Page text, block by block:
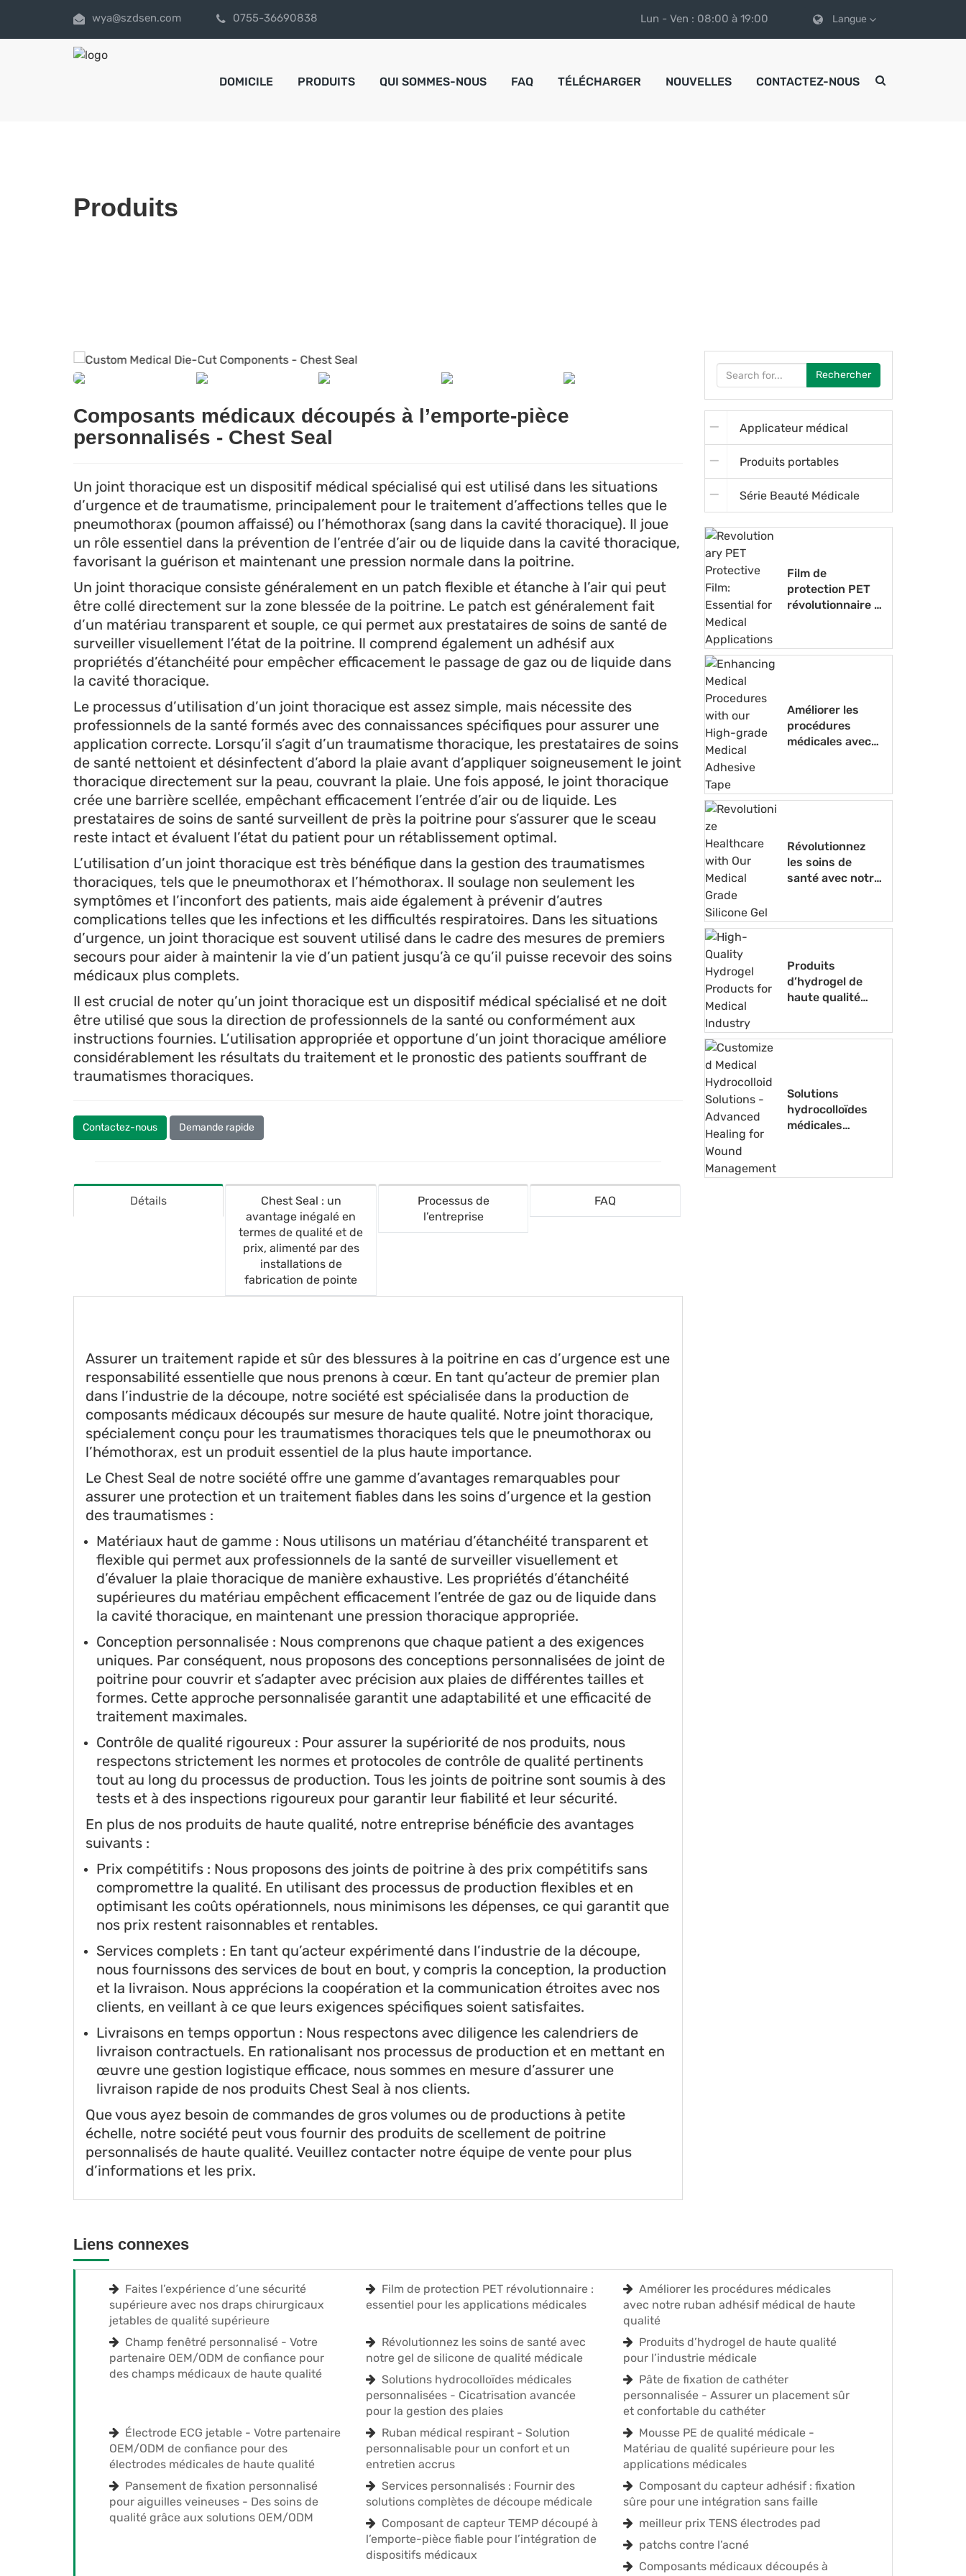
wya@szdsen.com 0755-36690838 Lun - Ven : 08:00 à 19:00 Langue
DOMICILE PRODUITS QUI SOMMES-NOUS FAQ TÉLÉCHARGER NOUVELLES CONTACTEZ-NOUS
Produits
Composants médicaux découpés à l’emporte-pièce
personnalisés - Chest Seal
Un joint thoracique est un dispositif médical spécialisé qui est utilisé dans les situations
d’urgence et de traumatisme, principalement pour le traitement d’affections telles que le
pneumothorax (poumon affaissé) ou l’hémothorax (sang dans la cavité thoracique). Il joue
un rôle essentiel dans la prévention de l’entrée d’air ou de liquide dans la cavité thoracique,
favorisant la guérison et maintenant une pression normale dans la poitrine.
Un joint thoracique consiste généralement en un patch flexible et étanche à l’air qui peut
être collé directement sur la zone blessée de la poitrine. Le patch est généralement fait
d’un matériau transparent et souple, ce qui permet aux prestataires de soins de santé de
surveiller visuellement l’état de la poitrine. Il comprend également un adhésif aux
propriétés d’étanchéité pour empêcher efficacement le passage de gaz ou de liquide dans
la cavité thoracique.
Le processus d’utilisation d’un joint thoracique est assez simple, mais nécessite des
professionnels de la santé formés avec des connaissances spécifiques pour assurer une
application correcte. Lorsqu’il s’agit d’un traumatisme thoracique, les prestataires de soins
de santé nettoient et désinfectent d’abord la plaie avant d’appliquer soigneusement le joint
thoracique directement sur la peau, couvrant la plaie. Une fois apposé, le joint thoracique
crée une barrière scellée, empêchant efficacement l’entrée d’air ou de liquide. Les
prestataires de soins de santé surveillent de près la poitrine pour s’assurer que le sceau
reste intact et évaluent l’état du patient pour un rétablissement optimal.
L’utilisation d’un joint thoracique est très bénéfique dans la gestion des traumatismes
thoraciques, tels que le pneumothorax et l’hémothorax. Il soulage non seulement les
symptômes et l’inconfort des patients, mais aide également à prévenir d’autres
complications telles que les infections et les difficultés respiratoires. Dans les situations
d’urgence, un joint thoracique est souvent utilisé dans le cadre des mesures de premiers
secours pour aider à maintenir la vie d’un patient jusqu’à ce qu’il puisse recevoir des soins
médicaux plus complets.
Il est crucial de noter qu’un joint thoracique est un dispositif médical spécialisé et ne doit
être utilisé que sous la direction de professionnels de la santé ou conformément aux
instructions fournies. L’utilisation appropriée et opportune d’un joint thoracique améliore
considérablement les résultats du traitement et le pronostic des patients souffrant de
traumatismes thoraciques.
Contactez-nous Demande rapide
Détails
Chest Seal : un
avantage inégalé en
termes de qualité et de
prix, alimenté par des
installations de
fabrication de pointe
Processus de
l’entreprise
FAQ
Assurer un traitement rapide et sûr des blessures à la poitrine en cas d’urgence est une
responsabilité essentielle que nous prenons à cœur. En tant qu’acteur de premier plan
dans l’industrie de la découpe, notre société est spécialisée dans la production de
composants médicaux découpés sur mesure de haute qualité. Notre joint thoracique,
spécialement conçu pour les traumatismes thoraciques tels que le pneumothorax ou
l’hémothorax, est un produit essentiel de la plus haute importance.
Le Chest Seal de notre société offre une gamme d’avantages remarquables pour
assurer une protection et un traitement fiables dans les soins d’urgence et la gestion
des traumatismes :
Matériaux haut de gamme : Nous utilisons un matériau d’étanchéité transparent et
flexible qui permet aux professionnels de la santé de surveiller visuellement et
d’évaluer la plaie thoracique de manière exhaustive. Les propriétés d’étanchéité
supérieures du matériau empêchent efficacement l’entrée de gaz ou de liquide dans
la cavité thoracique, en maintenant une pression thoracique appropriée.
Conception personnalisée : Nous comprenons que chaque patient a des exigences
uniques. Par conséquent, nous proposons des conceptions personnalisées de joint de
poitrine pour couvrir et s’adapter avec précision aux plaies de différentes tailles et
formes. Cette approche personnalisée garantit une adaptabilité et une efficacité de
traitement maximales.
Contrôle de qualité rigoureux : Pour assurer la supériorité de nos produits, nous
respectons strictement les normes et protocoles de contrôle de qualité pertinents
tout au long du processus de production. Tous les joints de poitrine sont soumis à des
tests et à des inspections rigoureux pour garantir leur fiabilité et leur sécurité.
En plus de nos produits de haute qualité, notre entreprise bénéficie des avantages
suivants :
Prix compétitifs : Nous proposons des joints de poitrine à des prix compétitifs sans
compromettre la qualité. En utilisant des processus de production flexibles et en
optimisant les coûts opérationnels, nous minimisons les dépenses, ce qui garantit que
nos prix restent raisonnables et rentables.
Services complets : En tant qu’acteur expérimenté dans l’industrie de la découpe,
nous fournissons des services de bout en bout, y compris la conception, la production
et la livraison. Nous apprécions la coopération et la communication étroites avec nos
clients, en veillant à ce que leurs exigences spécifiques soient satisfaites.
Livraisons en temps opportun : Nous respectons avec diligence les calendriers de
livraison contractuels. En rationalisant nos processus de production et en mettant en
œuvre une gestion logistique efficace, nous sommes en mesure d’assurer une
livraison rapide de nos produits Chest Seal à nos clients.
Que vous ayez besoin de commandes de gros volumes ou de productions à petite
échelle, notre société peut vous fournir des produits de scellement de poitrine
personnalisés de haute qualité. Veuillez contacter notre équipe de vente pour plus
d’informations et les prix.
Rechercher
Applicateur médical
Produits portables
Série Beauté Médicale
Film de
protection PET
révolutionnaire :
médicales
Améliorer les
procédures
médicales avec
Révolutionnez
les soins de
santé avec notre
Produits
d’hydrogel de
haute qualité
Solutions
hydrocolloïdes
médicales
Liens connexes
Faites l’expérience d’une sécurité
supérieure avec nos draps chirurgicaux
jetables de qualité supérieure
Film de protection PET révolutionnaire :
essentiel pour les applications médicales
Améliorer les procédures médicales
avec notre ruban adhésif médical de haute
qualité
Champ fenêtré personnalisé - Votre
partenaire OEM/ODM de confiance pour
des champs médicaux de haute qualité
Révolutionnez les soins de santé avec
notre gel de silicone de qualité médicale
Produits d’hydrogel de haute qualité
pour l’industrie médicale
Solutions hydrocolloïdes médicales
personnalisées - Cicatrisation avancée
pour la gestion des plaies
Pâte de fixation de cathéter
personnalisée - Assurer un placement sûr
et confortable du cathéter
Électrode ECG jetable - Votre partenaire
OEM/ODM de confiance pour des
électrodes médicales de haute qualité
Ruban médical respirant - Solution
personnalisable pour un confort et un
entretien accrus
Mousse PE de qualité médicale -
Matériau de qualité supérieure pour les
applications médicales
Pansement de fixation personnalisé
pour aiguilles veineuses - Des soins de
qualité grâce aux solutions OEM/ODM
Services personnalisés : Fournir des
solutions complètes de découpe médicale
Composant du capteur adhésif : fixation
sûre pour une intégration sans faille
Composant de capteur TEMP découpé à
l’emporte-pièce fiable pour l’intégration de
dispositifs médicaux
meilleur prix TENS électrodes pad
patchs contre l’acné
Composants médicaux découpés à